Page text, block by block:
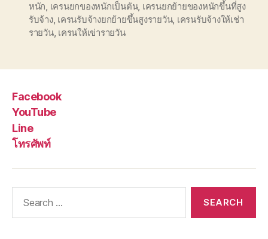
หนัก, เครนยกของหนักเป็นตัน, เครนยกย้ายของหนักขึ้นที่สูง
รับจ้าง, เครนรับจ้างยกย้ายขึ้นสูงรายวัน, เครนรับจ้างให้เช่า
รายวัน, เครนให้เข่ารายวัน
Facebook
YouTube
Line
โทรศัพท์